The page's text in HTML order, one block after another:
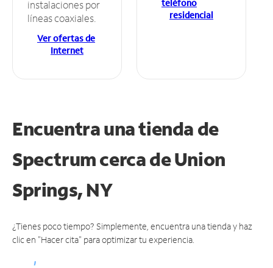
instalaciones por
líneas coaxiales.
Ver ofertas de
Internet
teléfono
residencial
Encuentra una tienda de
Spectrumcerca de Union
Springs, NY
¿Tienes poco tiempo? Simplemente, encuentra una tienda y haz
clic en "Hacer cita" para optimizar tu experiencia.